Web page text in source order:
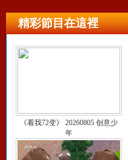
精彩節目在這裡
《看我72变》 20260805 创意少
年